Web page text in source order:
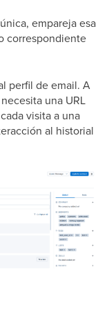
empareja esa
correspondiente
perfil de email. A
una URL
visita a una
al historial